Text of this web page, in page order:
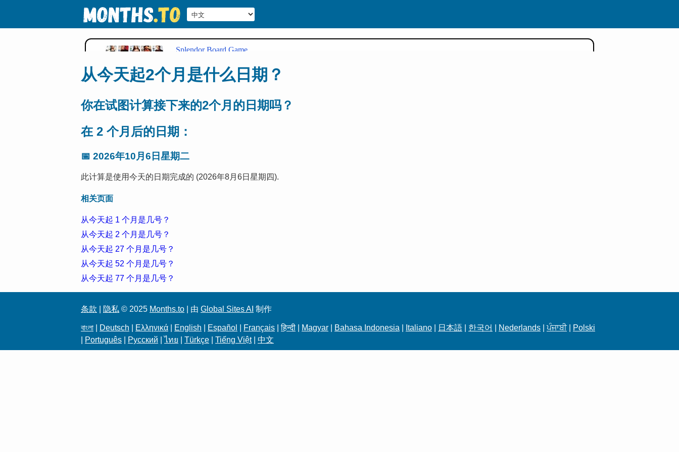
从今天起2个月是什么日期？
你在试图计算接下来的2个月的日期吗？
在 2 个月后的日期：
📅 2026年10月6日星期二
此计算是使用今天的日期完成的 (2026年8月6日星期四).
相关页面
从今天起 1 个月是几号？
从今天起 2 个月是几号？
从今天起 27 个月是几号？
从今天起 52 个月是几号？
从今天起 77 个月是几号？
条款 隐私 © 2025 Months.to | 由 Global Sites AI 制作
বাংলা Deutsch Ελληνικά English Español Français |हिन्दी Magyar Bahasa Indonesia Italiano 日本語 한국어 Nederlands |ਪੰਜਾਬੀ|
Polski
Português Русский |ไทย Türkçe Tiếng Việt| 中文